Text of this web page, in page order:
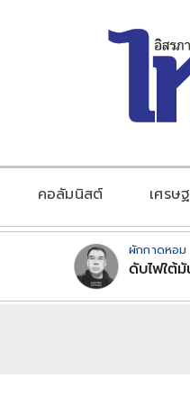
คอลัมนิสต์ เศรษ
ผักกาดหอม
ดับไฟใต้มั